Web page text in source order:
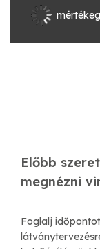
Előbb
​megnézni
Foglalj